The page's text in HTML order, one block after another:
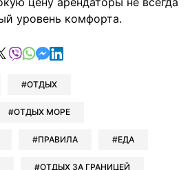
уровень комфорта.
в Telegram
в Facebook
поделиться в X
отправить в Viber
отправить в Whatsapp
отправить в Messenger
отправить в LinkedIn
ОТДЫХ
ОТДЫХ МОРЕ
ПРАВИЛА ЕДА
ОТДЫХ ЗА ГРАНИЦЕЙ